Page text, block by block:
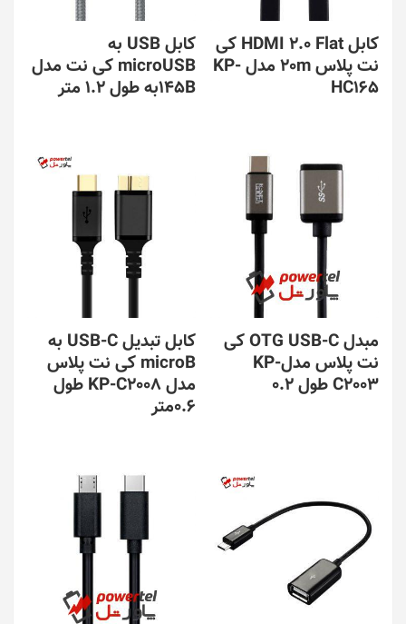
کابل HDMI 2.0 Flat کی
نت پلاس 20m مدل KP-
HC165
کابل USB به
microUSB کی نت مدل
145Bبه طول 1.2 متر
مبدل OTG USB-C کی
نت پلاس مدلKP-
C2003 طول 0.2
کابل تبدیل USB-C به
microB کی نت پلاس
مدل KP-C2008 طول
0.6متر